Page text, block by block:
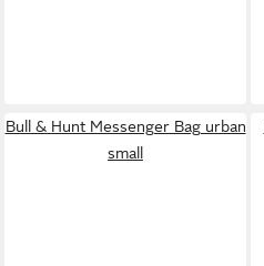
Bull & Hunt Messenger Bag urban
small